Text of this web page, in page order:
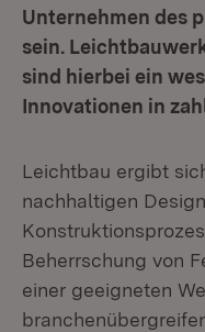
Unternehmen des
sein.
sind hierbei ein
Innovationen in
Leichtbau ergibt
nachhaltigen
Beherrschung von
einer geeigneten